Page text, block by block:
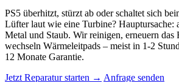
PS5 überhitzt, stürzt ab oder schaltet sich
Lüfter laut wie eine Turbine? Hauptursache:
Metal und Staub. Wir reinigen, erneuern das
wechseln Wärmeleitpads – meist in 1-2
12 Monate Garantie.
Jetzt Reparatur starten → Anfrage senden